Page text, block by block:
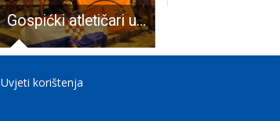
Gospićki atletičari u nedjelju nastupaju na prvenstvu Hrvatske i Balkana u polumaratonu
Uvjeti korištenja